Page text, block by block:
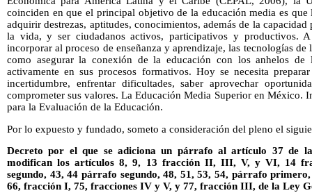
coinciden en que el principal objetivo de la educación media es
adquirir destrezas, aptitudes, conocimientos, además de la
la vida, y ser ciudadanos activos, participativos y productivos.
incorporar al proceso de enseñanza y aprendizaje, las tecnologías
como asegurar la conexión de la educación con los anhelos
activamente en sus procesos formativos. Hoy se necesita
incertidumbre, enfrentar dificultades, saber aprovechar
comprometer sus valores. La Educación Media Superior en México.
para la Evaluación de la Educación.
Por lo expuesto y fundado, someto a consideración del pleno el
Decreto por el que se adiciona un párrafo al artículo 37 de
modifican los artículos 8, 9, 13 fracción II, III, V, y VI, 14
segundo, 43, 44 párrafo segundo, 48, 51, 53, 54, párrafo
66, fracción I, 75, fracciones IV y V, y 77, fracción III, de la Ley